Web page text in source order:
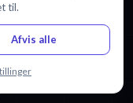
til.
Afvis alle